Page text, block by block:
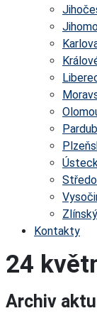
Kontakty
24
Archiv